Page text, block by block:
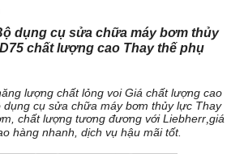
dụng cụ sửa chữa máy bơm thủy
chất lượng cao Thay thế phụ
lượng chất lỏng voi Giá chất lượng cao
dụng cụ sửa chữa máy bơm thủy lực Thay
chất lượng tương đương với Liebherr, giá
hàng nhanh, dịch vụ hậu mãi tốt.